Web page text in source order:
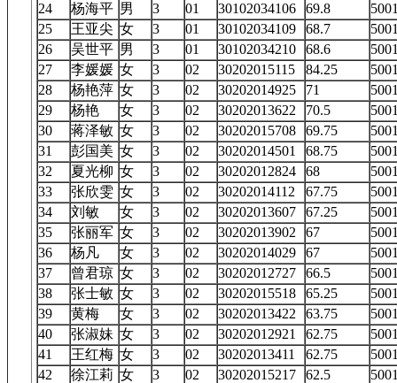
24
杨海平 男 3 01 30102034106 69.8
25
王亚尖 女 3 01 30102034109 68.7
26
吴世平 男 3 01 30102034210 68.6
27
李媛媛 女 3 02 30202015115 84.25
28
杨艳萍 女 3 02 30202014925 71
29
杨艳 女 3 02 30202013622 70.5
30
蒋泽敏 女 3 02 30202015708 69.75
31
彭国美 女 3 02 30202014501 68.75
32
夏光柳 女 3 02 30202012824 68
33
张欣雯 女 3 02 30202014112 67.75
34
刘敏 女 3 02 30202013607 67.25
35
张丽军 女 3 02 30202013902 67
36
杨凡 女 3 02 30202014029 67
37
曾君琼 女 3 02 30202012727 66.5
38
张士敏 女 3 02 30202015518 65.25
39
黄梅 女 3 02 30202013422 63.75
40
张淑妹 女 3 02 30202012921 62.75
41
王红梅 女 3 02 30202013411 62.75
42
徐江莉 女 3 02 30202015217 62.5